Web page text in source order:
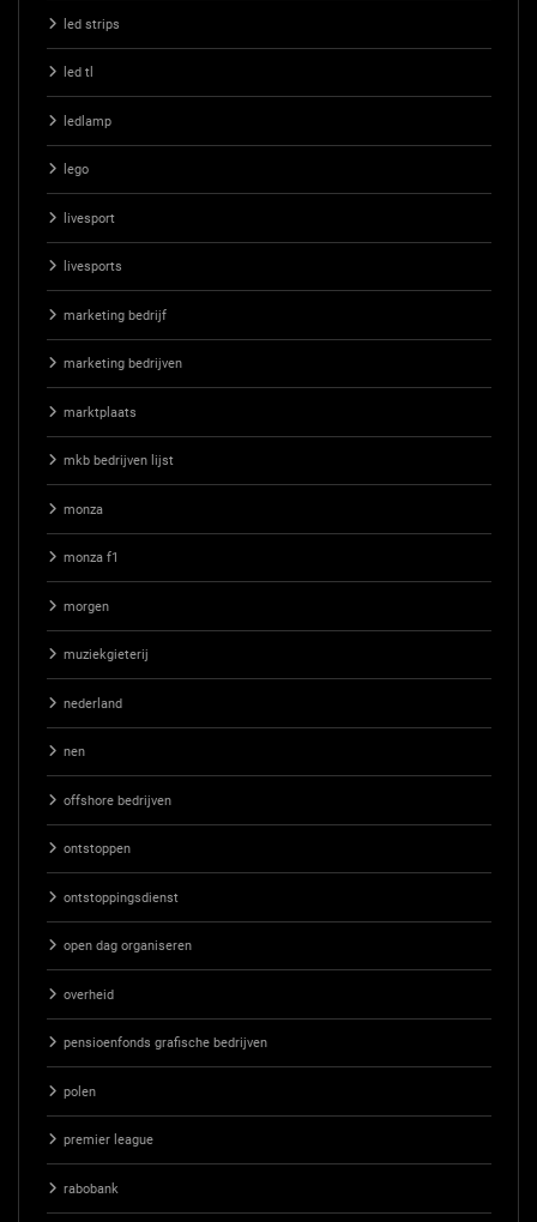
led strips
led tl
ledlamp
lego
livesport
livesports
marketing bedrijf
marketing bedrijven
marktplaats
mkb bedrijven lijst
monza
monza f1
morgen
muziekgieterij
nederland
nen
offshore bedrijven
ontstoppen
ontstoppingsdienst
open dag organiseren
overheid
pensioenfonds grafische bedrijven
polen
premier league
rabobank